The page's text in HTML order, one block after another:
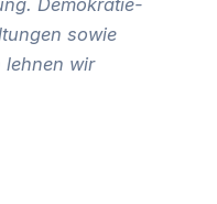
sowie
lehnen wir